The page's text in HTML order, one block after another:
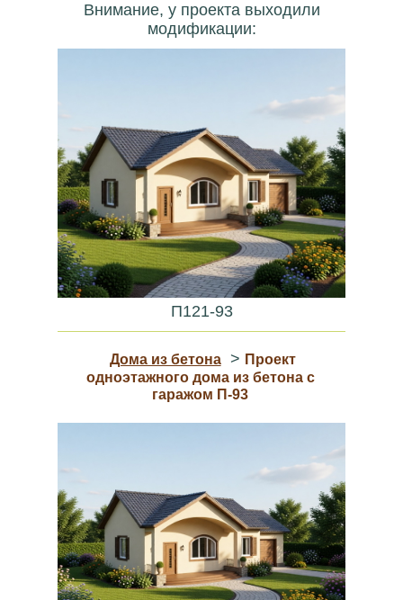
Внимание, у проекта выходили
модификации:
П121-93
Дома из бетона > Проект
одноэтажного дома из бетона с
гаражом П-93